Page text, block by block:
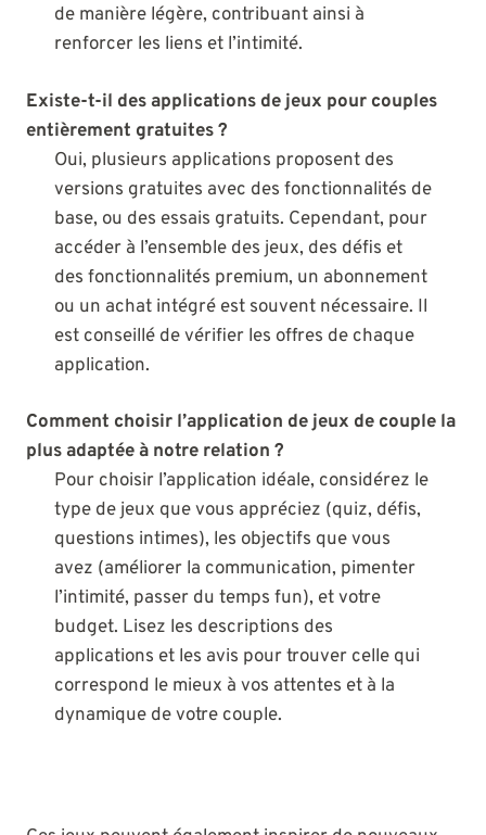
de manière légère, contribuant ainsi à
renforcer les liens et l’intimité.
Existe-t-il des applications de jeux pour couples
entièrement gratuites ?
Oui, plusieurs applications proposent des
versions gratuites avec des fonctionnalités de
base, ou des essais gratuits. Cependant, pour
accéder à l’ensemble des jeux, des défis et
des fonctionnalités premium, un abonnement
ou un achat intégré est souvent nécessaire. Il
est conseillé de vérifier les offres de chaque
application.
Comment choisir l’application de jeux de couple la
plus adaptée à notre relation ?
Pour choisir l’application idéale, considérez le
type de jeux que vous appréciez (quiz, défis,
questions intimes), les objectifs que vous
avez (améliorer la communication, pimenter
l’intimité, passer du temps fun), et votre
budget. Lisez les descriptions des
applications et les avis pour trouver celle qui
correspond le mieux à vos attentes et à la
dynamique de votre couple.